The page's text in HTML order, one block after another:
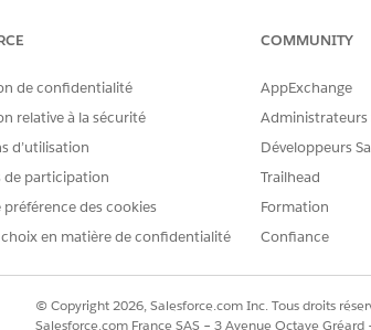
sélectionnez-le sous Ensembles
Analytics. Pour attribuer des autorisations
et Utilisateur de Automotive Analytics.
PROBLÈME ?
de confidentialité
relative à la sécurité
d’utilisation
de participation
des cookies
choix en matière de confidentialité
COMMUNITY
AppExchange
Administrateurs
Développeurs
Trailhead
Formation
Confiance
© Copyright 2026, Salesforce.com Inc. Tous droits
Salesforce.com France SAS – 3 Avenue Octave Gréard